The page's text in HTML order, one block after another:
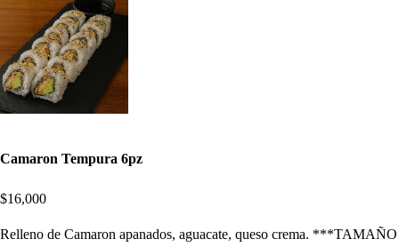
Camaron Tempura 6pz
$16,000
Relleno de Camaron apanados, aguacate, queso crema. ***TAMAÑO